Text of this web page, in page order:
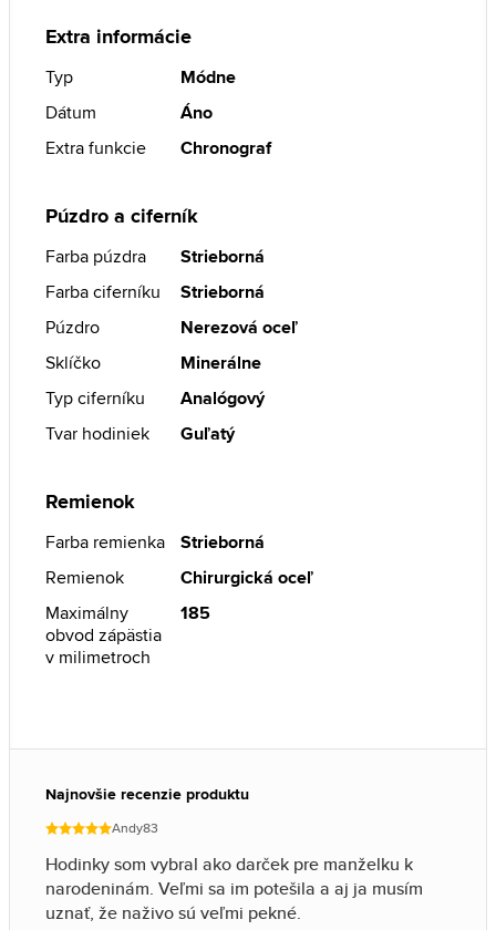
Extra informácie
Typ
Módne
Dátum
Áno
Extra funkcie
Chronograf
Púzdro a ciferník
Farba púzdra
Strieborná
Farba ciferníku
Strieborná
Púzdro
Nerezová oceľ
Sklíčko
Minerálne
Typ ciferníku
Analógový
Tvar hodiniek
Guľatý
Remienok
Farba remienka
Strieborná
Remienok
Chirurgická oceľ
Maximálny
obvod zápästia
v milimetroch
185
Najnovšie recenzie produktu
Andy83
Hodinky som vybral ako darček pre manželku k
narodeninám. Veľmi sa im potešila a aj ja musím
uznať, že naživo sú veľmi pekné.